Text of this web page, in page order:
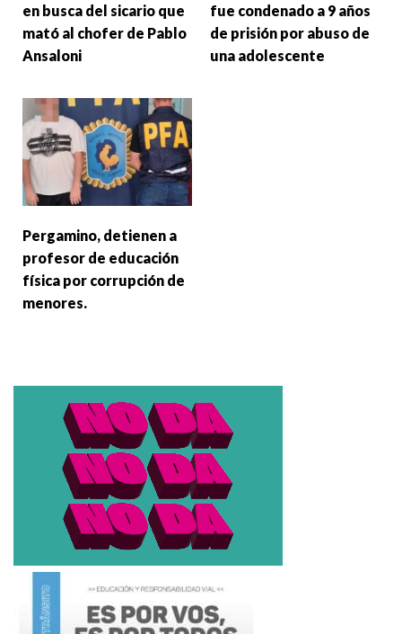
en busca del sicario que
mató al chofer de Pablo
Ansaloni
fue condenado a 9 años
de prisión por abuso de
una adolescente
Pergamino, detienen a
profesor de educación
física por corrupción de
menores.